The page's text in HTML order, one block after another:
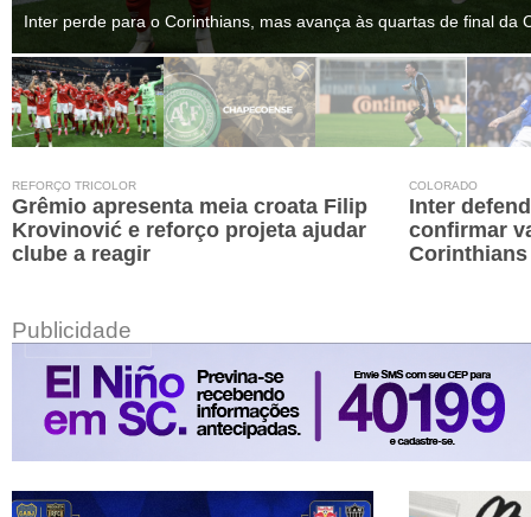
Inter perde para o Corinthians, mas avança às quartas de final da
REFORÇO TRICOLOR
Grêmio apresenta meia croata Filip
Krovinović e reforço projeta ajudar
clube a reagir
COLORADO
Inter
confirmar
Publicidade